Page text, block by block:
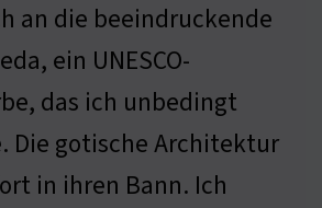
an die beeindruckende
ein UNESCO-
das ich unbedingt
Die gotische Architektur
in ihren Bann. Ich